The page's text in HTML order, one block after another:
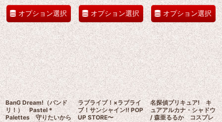
オプション選択 オプション選択 オプション選択
BanG Dream!（バンド
リ！） Pastel＊
Palettes 守りたいから
ラブライブ！×ラブライ
ブ！サンシャイン!! POP
UP STORE〜
名探偵プリキュア! キ
ュアアルカナ・シャドウ
/ 森亜るるか コスプレ